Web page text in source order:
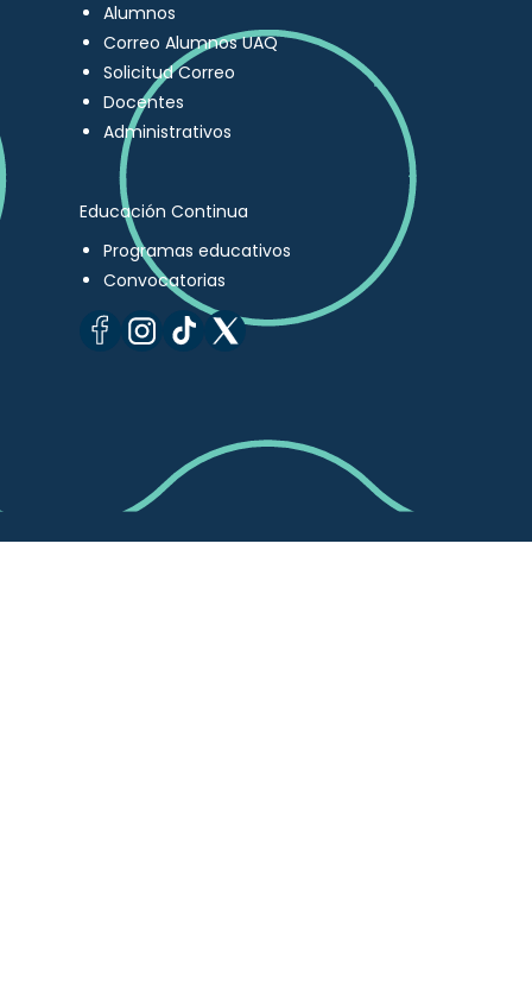
Alumnos
Correo Alumnos UAQ
Solicitud Correo
Docentes
Administrativos
Educación Continua
Programas educativos
Convocatorias